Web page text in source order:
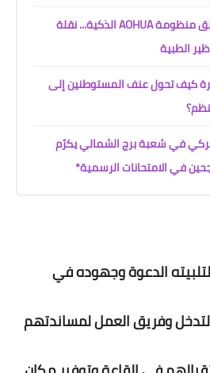
مستشفى دلاعة تطلق منظومة AOHUA الذكية... نقلة
الطبية
كيف تحول عنف المستوطنين إلى
في شعبة برج الشمالي يكرّم
في الامتحانات الرسمية*
الدعوة وجهوده في
وفريق العمل لمساندتهم